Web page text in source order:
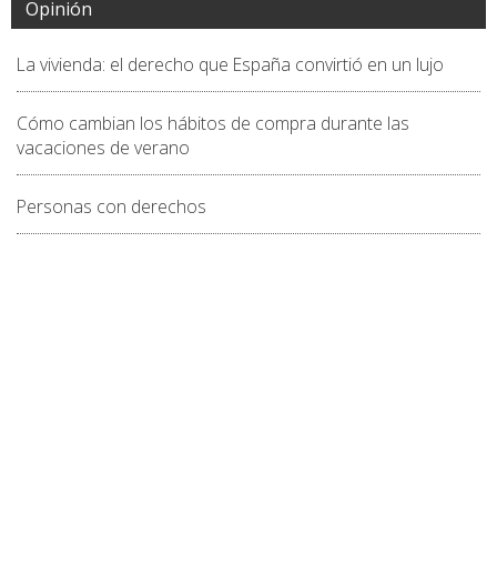
Opinión
La vivienda: el derecho que España convirtió en un lujo
Cómo cambian los hábitos de compra durante las
vacaciones de verano
Personas con derechos